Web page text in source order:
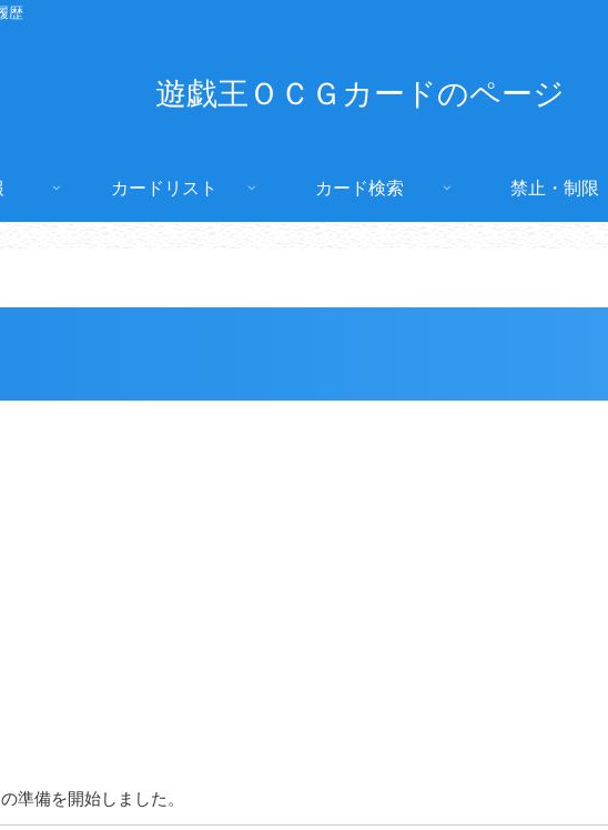
歴
遊戯王ＯＣＧカードのページ
カードリスト カード検索 禁止・制限
準備を開始しました。